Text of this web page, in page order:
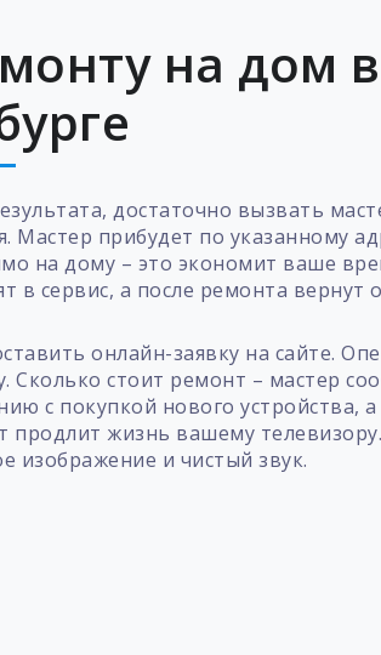
на дом
достаточно вызвать
прибудет по указанному
на дому – это экономит ваше
в сервис, а после ремонта вернут
онлайн-заявку на сайте.
Сколько стоит ремонт – мастер
с покупкой нового устройства, а
жизнь вашему
изображение и чистый звук.